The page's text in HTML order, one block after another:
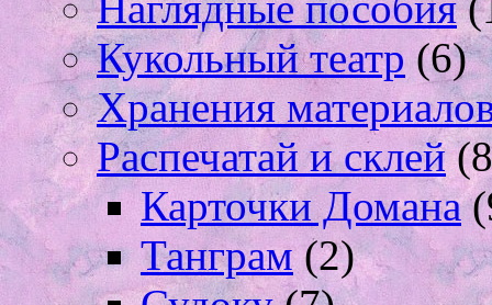
Кукольный театр (6)
Хранения
Распечатай и склей
Карточки Домана
Танграм(2)